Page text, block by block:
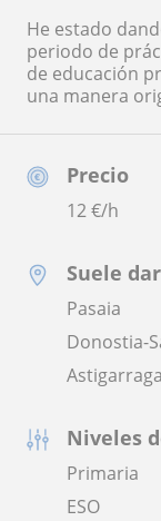
Precio
12€/h
Suele
Pasaia
Donostia-
Astigarraga
Niveles
Primaria
ESO
He estado
periodo de
de educación
una manera